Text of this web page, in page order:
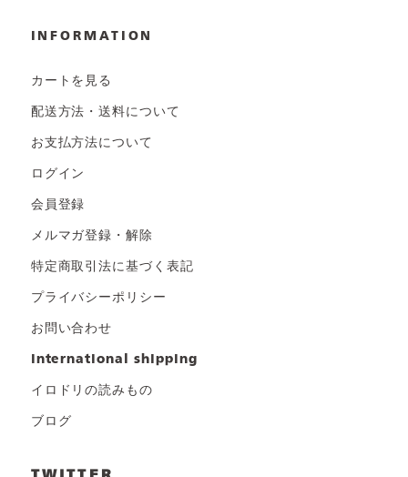
INFORMATION
カートを見る
配送方法・送料について
お支払方法について
ログイン
会員登録
メルマガ登録・解除
特定商取引法に基づく表記
プライバシーポリシー
お問い合わせ
international shipping
イロドリの読みもの
ブログ